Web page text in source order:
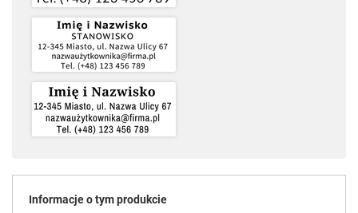
Informacje o tym produkcie